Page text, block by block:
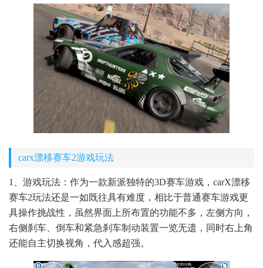
carx漂移赛车2游戏玩法
1、游戏玩法：作为一款新派独特的3D赛车游戏，carX漂移
赛车2玩法还是一如既往具有难度，相比于普通赛车游戏更
具操作挑战性，虽然界面上所布置的功能不多，左侧方向，
右侧刹车、倒车和紧急刹车制动装置一览无遗，同时右上角
还能自主切换视角，代入感超强。